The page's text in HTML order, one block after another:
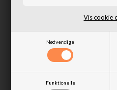
Nødvendige
Funktionelle
Vis cookie
Jerry Can 6,5L rød 165x635x128
fra Terrafirma
750,00 DKK